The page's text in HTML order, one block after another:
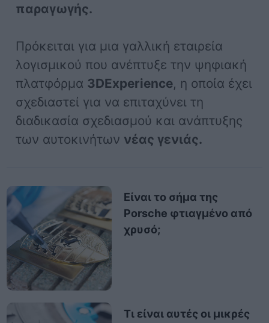
παραγωγής.
Πρόκειται για μια γαλλική εταιρεία
λογισμικού που ανέπτυξε την ψηφιακή
πλατφόρμα 3DExperience, η οποία έχει
σχεδιαστεί για να επιταχύνει τη
διαδικασία σχεδιασμού και ανάπτυξης
των αυτοκινήτων νέας γενιάς.
Είναι το σήμα της
Porsche φτιαγμένο από
χρυσό;
Τι είναι αυτές οι μικρές